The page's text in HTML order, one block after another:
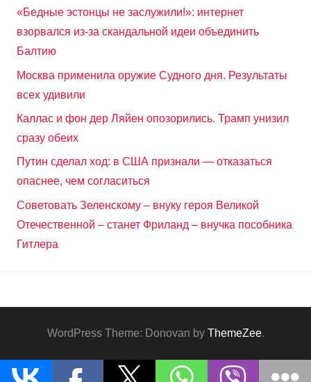
«Бедные эстонцы не заслужили!»: интернет
взорвался из-за скандальной идеи объединить
Балтию
Москва применила оружие Судного дня. Результаты
всех удивили
Каллас и фон дер Ляйен опозорились. Трамп унизил
сразу обеих
Путин сделал ход: в США признали — отказаться
опаснее, чем согласиться
Советовать Зеленскому – внуку героя Великой
Отечественной – станет Фриланд – внучка пособника
Гитлера
WordPress Theme: Donovan by ThemeZee.